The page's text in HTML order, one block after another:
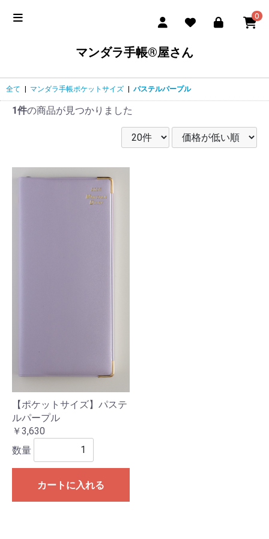
0
マンダラ手帳®屋さん
全て マンダラ手帳ポケットサイズ パステルパープル
1件の商品が見つかりました
【ポケットサイズ】パステ
ルパープル
￥3,630
数量
カートに入れる